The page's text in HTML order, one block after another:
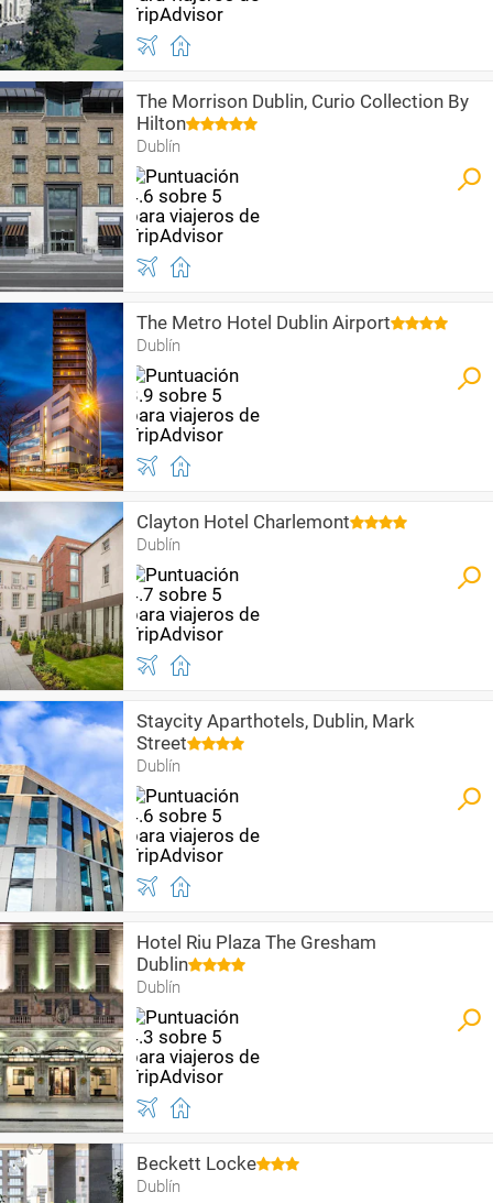
The Morrison Dublin, Curio Collection By
Hilton
Dublín
The Metro Hotel Dublin Airport
Dublín
Clayton Hotel Charlemont
Dublín
Staycity Aparthotels, Dublin, Mark
Street
Dublín
Hotel Riu Plaza The Gresham
Dublin
Dublín
Beckett Locke
Dublín